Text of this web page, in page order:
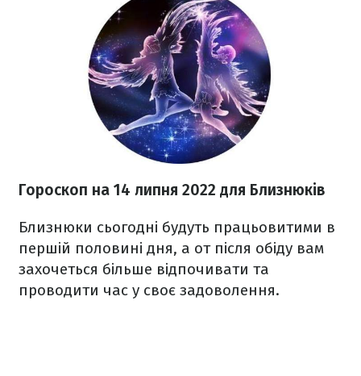
Гороскоп на 14 липня 2022 для Близнюків
Близнюки сьогодні будуть працьовитими в
першій половині дня, а от після обіду вам
захочеться більше відпочивати та
проводити час у своє задоволення.